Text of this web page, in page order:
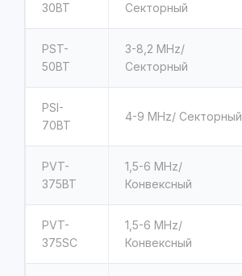
30BT
Секторный
PST-
50BT
3-8,2 MHz/
Секторный
PSI-
70BT
4-9 MHz/ Секторный
PVT-
375BT
1,5-6 MHz/
Конвексный
PVT-
375SC
1,5-6 MHz/
Конвексный